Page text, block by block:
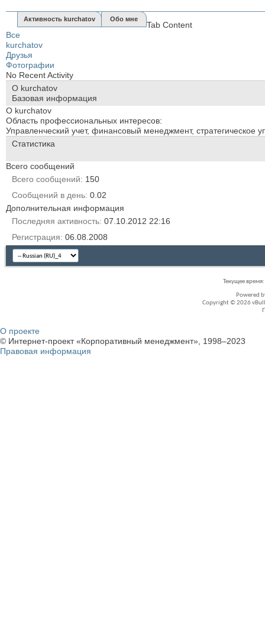
Активность kurchatov Обо мне
Tab Content
Все
kurchatov
Друзья
Фотографии
No Recent Activity
О kurchatov
Базовая информация
О kurchatov
Область профессиональных интересов:
Управленческий учет, финансовый менеджмент, стратегическое
Статистика
Всего сообщений
Всего сообщений
150
Сообщений в день 0.02
Дополнительная информация
Последняя активность 07.10.2012 22:16
Регистрация 06.08.2008
Текущее время:
Powered
Copyright © 2026
О проекте
© Интернет-проект «Корпоративный менеджмент», 1998–2023
Правовая информация